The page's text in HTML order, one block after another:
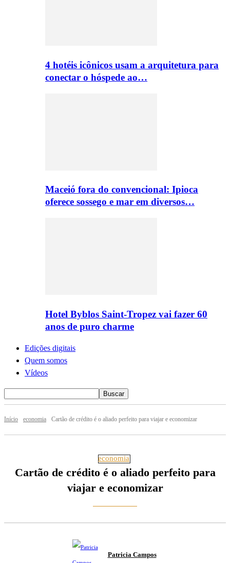
4 hotéis icônicos usam a arquitetura para
conectar o hóspede ao…
Maceió fora do convencional: Ipioca
oferece sossego e mar em diversos…
Hotel Byblos Saint-Tropez vai fazer 60
anos de puro charme
Edições digitais
Quem somos
Vídeos
Início economia Cartão de crédito é o aliado perfeito para viajar e economizar
economia
Cartão de crédito é o aliado perfeito para
viajar e economizar
Patricia Campos